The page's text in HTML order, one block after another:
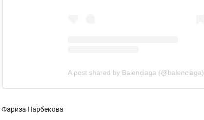
A post shared by Balenciaga (@balenciaga)
Фариза Нарбекова